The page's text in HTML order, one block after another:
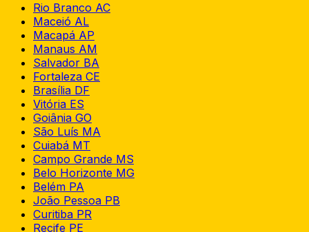
Rio Branco AC
Maceió AL
Macapá AP
Manaus AM
Salvador BA
Fortaleza CE
Brasília DF
Vitória ES
Goiânia GO
São Luís MA
Cuiabá MT
Campo Grande MS
Belo Horizonte MG
Belém PA
João Pessoa PB
Curitiba PR
Recife PE